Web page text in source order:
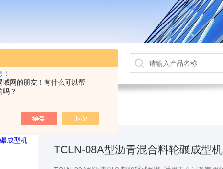
域网的朋友！有什么可以帮
吗？
仪器，试验机试验箱，整体方案
TCLN-08A型沥青混合料轮碾成型机